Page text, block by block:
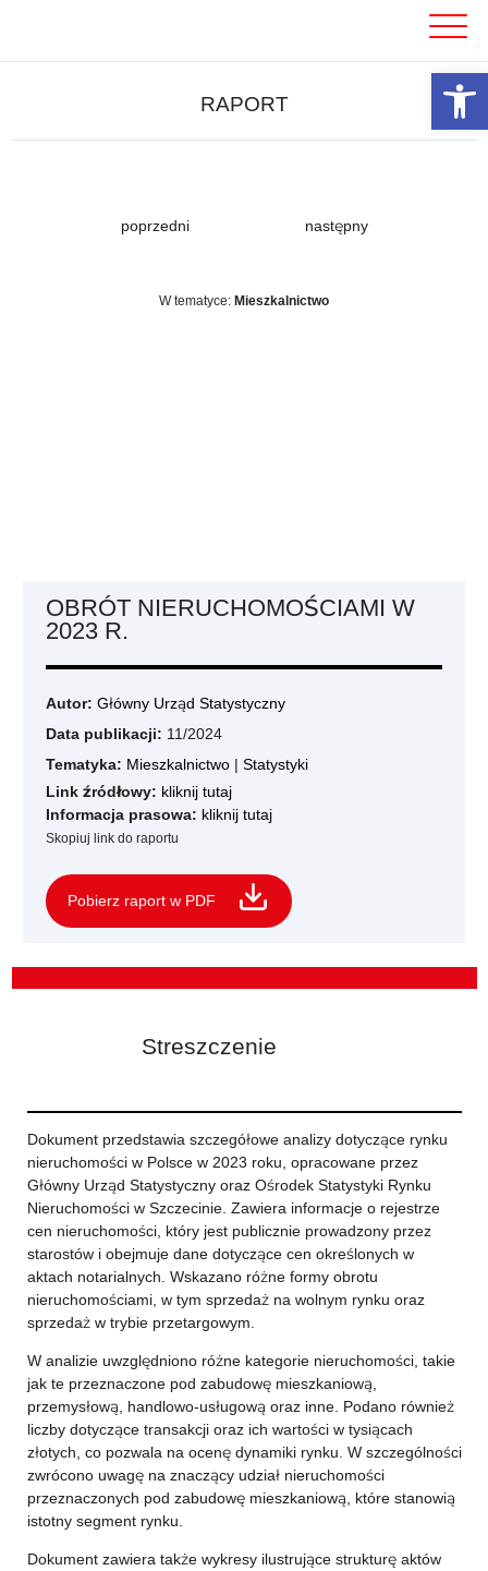
RAPORT
poprzedni następny
W tematyce: Mieszkalnictwo
OBRÓT NIERUCHOMOŚCIAMI W
2023 R.
Autor: Główny Urząd Statystyczny
Data publikacji: 11/2024
Tematyka: Mieszkalnictwo | Statystyki
Link źródłowy: kliknij tutaj
Informacja prasowa: kliknij tutaj
Skopiuj link do raportu
Pobierz raport w PDF
Streszczenie
Dokument przedstawia szczegółowe analizy dotyczące rynku
nieruchomości w Polsce w 2023 roku, opracowane przez
Główny Urząd Statystyczny oraz Ośrodek Statystyki Rynku
Nieruchomości w Szczecinie. Zawiera informacje o rejestrze
cen nieruchomości, który jest publicznie prowadzony przez
starostów i obejmuje dane dotyczące cen określonych w
aktach notarialnych. Wskazano różne formy obrotu
nieruchomościami, w tym sprzedaż na wolnym rynku oraz
sprzedaż w trybie przetargowym.
W analizie uwzględniono różne kategorie nieruchomości, takie
jak te przeznaczone pod zabudowę mieszkaniową,
przemysłową, handlowo-usługową oraz inne. Podano również
liczby dotyczące transakcji oraz ich wartości w tysiącach
złotych, co pozwala na ocenę dynamiki rynku. W szczególności
zwrócono uwagę na znaczący udział nieruchomości
przeznaczonych pod zabudowę mieszkaniową, które stanowią
istotny segment rynku.
Dokument zawiera także wykresy ilustrujące strukturę aktów